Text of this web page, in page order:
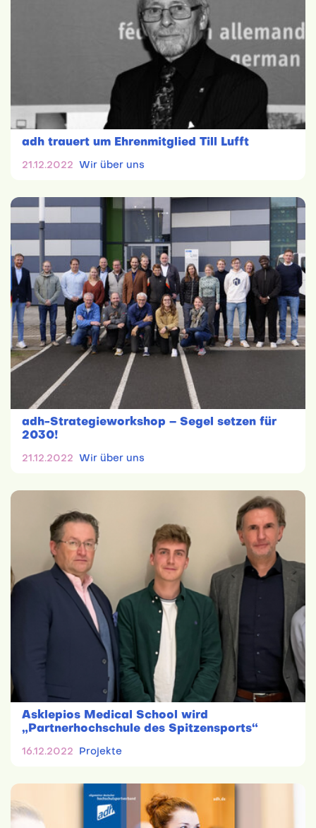
adh trauert um Ehrenmitglied Till Lufft
21.12.2022 Wir über uns
adh-Strategieworkshop – Segel setzen für
2030!
21.12.2022 Wir über uns
Asklepios Medical School wird
„Partnerhochschule des Spitzensports“
16.12.2022 Projekte